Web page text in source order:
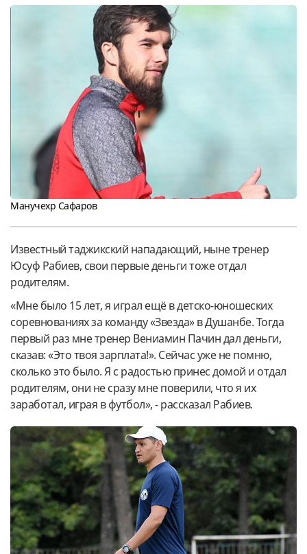
Манучехр Сафаров
Известный таджикский нападающий, ныне тренер
Юсуф Рабиев, свои первые деньги тоже отдал
родителям.
«Мне было 15 лет, я играл ещё в детско-юношеских
соревнованиях за команду «Звезда» в Душанбе. Тогда
первый раз мне тренер Вениамин Пачин дал деньги,
сказав: «Это твоя зарплата!». Сейчас уже не помню,
сколько это было. Я с радостью принес домой и отдал
родителям, они не сразу мне поверили, что я их
заработал, играя в футбол», - рассказал Рабиев.